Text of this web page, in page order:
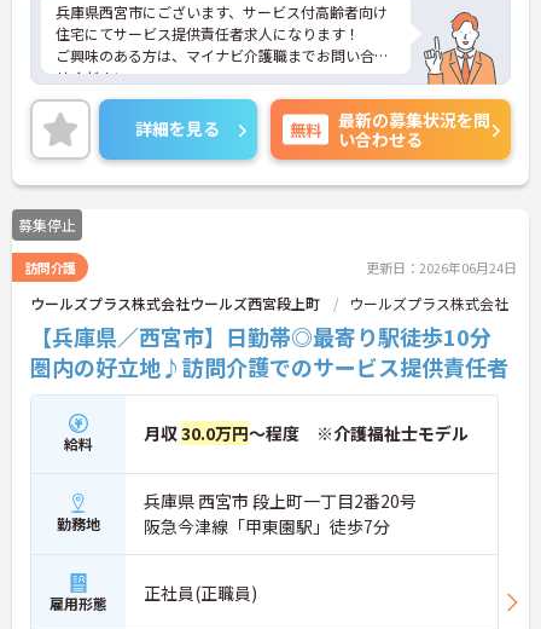
兵庫県西宮市にございます、サービス付高齢者向け
住宅にてサービス提供責任者求人になります！
ご興味のある方は、マイナビ介護職までお問い合わ
せください。
詳細を見る 無料
最新の募集状況を問
い合わせる
募集停止
訪問介護 更新日：2026年06月24日
ウールズプラス株式会社ウールズ西宮段上町 ウールズプラス株式会社
【兵庫県／西宮市】日勤帯◎最寄り駅徒歩10分
圏内の好立地♪訪問介護でのサービス提供責任者
給料 月収30.0万円～程度 ※介護福祉士モデル
勤務地
兵庫県 西宮市 段上町一丁目2番20号
阪急今津線「甲東園駅」徒歩7分
雇用形態 正社員(正職員)